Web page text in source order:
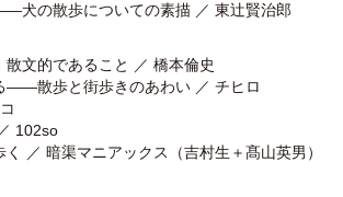
犬の散歩についての素描 ／ 東辻賢治郎
文的であること ／ 橋本倫史
――散歩と街歩きのあわい ／ チヒロ
102so
／ 暗渠マニアックス（吉村生＋髙山英男）